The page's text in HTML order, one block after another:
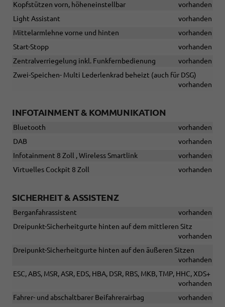
Kopfstützen vorn, höheneinstellbar
vorhanden
Light Assistant
vorhanden
Mittelarmlehne vorne und hinten
vorhanden
Start-Stopp
vorhanden
Zentralverriegelung inkl. Funkfernbedienung
vorhanden
Zwei-Speichen- Multi Lederlenkrad beheizt (auch für DSG)
vorhanden
INFOTAINMENT & KOMMUNIKATION
Bluetooth
vorhanden
DAB
vorhanden
Infotainment 8 Zoll , Wireless Smartlink
vorhanden
Virtuelles Cockpit 8 Zoll
vorhanden
SICHERHEIT & ASSISTENZ
Berganfahrassistent
vorhanden
Dreipunkt-Sicherheitgurte hinten auf dem mittleren Sitz
vorhanden
Dreipunkt-Sicherheitgurte hinten auf den äußeren Sitzen
vorhanden
ESC, ABS, MSR, ASR, EDS, HBA, DSR, RBS, MKB, TMP, HHC, XDS+
vorhanden
Fahrer- und abschaltbarer Beifahrerairbag
vorhanden